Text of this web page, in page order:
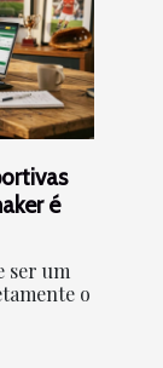
é
ser um
o